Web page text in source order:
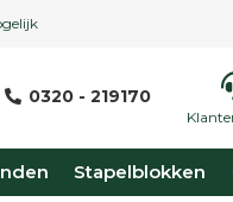
0320 - 219170
Stapelblokken